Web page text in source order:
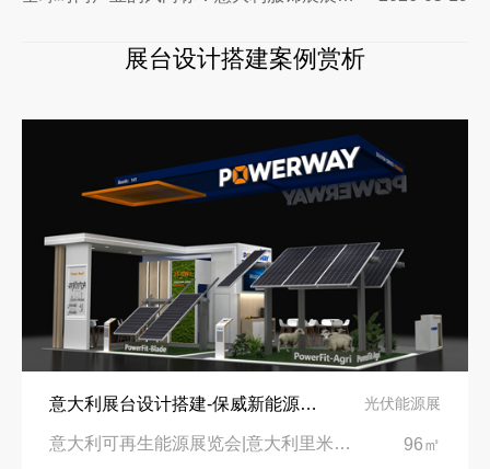
展台设计搭建案例赏析
意大利展台设计搭建-保威新能源在意大利里米尼会展中心推出最新产品-中励展览设计策划公司 光伏能源展
意大利可再生能源展览会|意大利里米尼会展中心 96㎡